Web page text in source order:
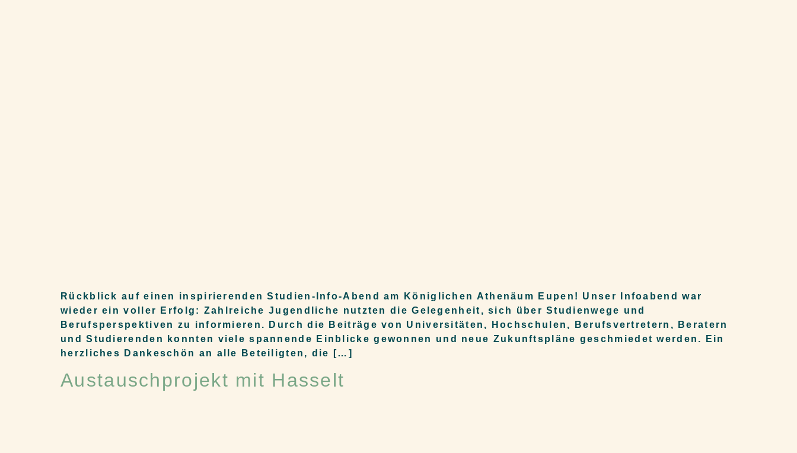
Rückblick auf einen inspirierenden Studien-Info-Abend am Königlichen Athenäum Eupen! Unser Infoabend war
wieder ein voller Erfolg: Zahlreiche Jugendliche nutzten die Gelegenheit, sich über Studienwege und
Berufsperspektiven zu informieren. Durch die Beiträge von Universitäten, Hochschulen, Berufsvertretern, Beratern
und Studierenden konnten viele spannende Einblicke gewonnen und neue Zukunftspläne geschmiedet werden. Ein
herzliches Dankeschön an alle Beteiligten, die […]
Austauschprojekt mit Hasselt